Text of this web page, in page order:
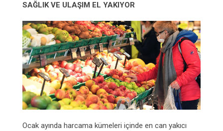
SAĞLIK VE ULAŞIM EL YAKIYOR
Ocak ayında harcama kümeleri içinde en can yakıcı